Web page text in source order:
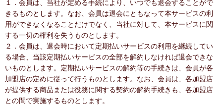
１．会員は、当社が定める手続により、いつでも退会することがで
きるものとします。なお、会員は退会にともなって本サービスの利
用ができなくなることだけでなく、当社に対して、本サービスに関
する一切の権利を失うものとします。
２．会員は、退会時において定期払いサービスの利用を継続してい
る場合、当該定期払いサービスの全部を解約しなければ退会できな
いものとします。定期払いサービスの解約等の手続きは、会員が各
加盟店の定めに従って行うものとします。なお、会員は、各加盟店
が提供する商品または役務に関する契約の解約手続きも、各加盟店
との間で実施するものとします。